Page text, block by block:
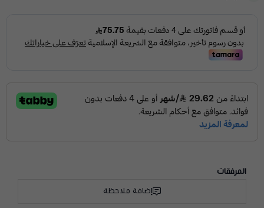
المرفقات
إضافة ملاحظة